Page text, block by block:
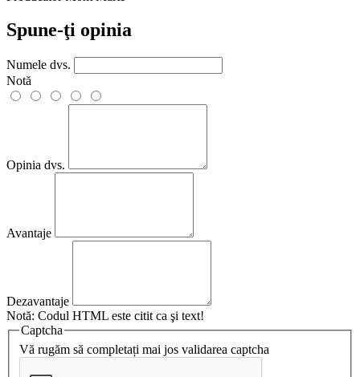
Spune-ţi opinia
Numele dvs.
Notă
Opinia dvs.
Avantaje
Dezavantaje
Notă: Codul HTML este citit ca şi text!
Captcha
Vă rugăm să completați mai jos validarea captcha